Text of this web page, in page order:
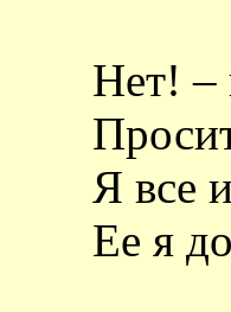
Нет! –
Я все
Ее я